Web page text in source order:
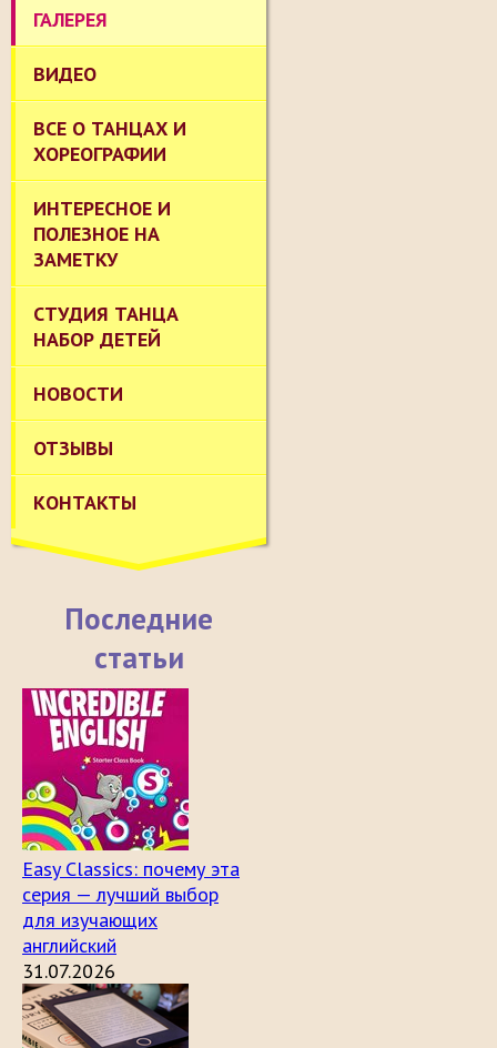
ГАЛЕРЕЯ
ВИДЕО
ВСЕ О ТАНЦАХ И
ХОРЕОГРАФИИ
ИНТЕРЕСНОЕ И
ПОЛЕЗНОЕ НА
ЗАМЕТКУ
СТУДИЯ ТАНЦА
НАБОР ДЕТЕЙ
НОВОСТИ
ОТЗЫВЫ
КОНТАКТЫ
Последние
статьи
Easy Classics: почему эта
серия — лучший выбор
для изучающих
английский
31.07.2026